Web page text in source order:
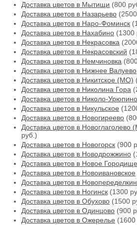
Доставка цветов в Мытищи (800
Доставка цветов в Назарьево
Доставка цветов в Наро-Фоминск
Доставка цветов в Нахабино (1300
Доставка цветов в Некрасовка
Доставка цветов в Некрасовский
Доставка цветов в Немчиновка
Доставка цветов в Нижнее Валуево
Доставка цветов в Никитское (МО)
Доставка цветов в Николина Гора
Доставка цветов в Николо-Урюпино
Доставка цветов в Никульское
Доставка цветов в Новогиреево
Доставка цветов в Новоглаголево
руб.)
Доставка цветов в Новогорск (900
Доставка цветов в Новодрожжино
Доставка цветов в Новое Городище
Доставка цветов в Новоивановское
Доставка цветов в
Доставка цветов в Ногинск (1300
Доставка цветов в Обухово (1500
Доставка цветов в Одинцово (900
Доставка цветов в Ожерелье (1600